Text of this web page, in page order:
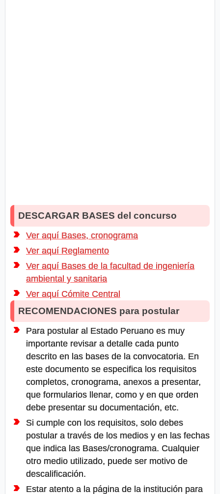
DESCARGAR BASES del concurso
Ver aquí Bases, cronograma
Ver aquí Reglamento
Ver aquí Bases de la facultad de ingeniería
ambiental y sanitaria
Ver aquí Cómite Central
RECOMENDACIONES para postular
Para postular al Estado Peruano es muy
importante revisar a detalle cada punto
descrito en las bases de la convocatoria. En
este documento se especifica los requisitos
completos, cronograma, anexos a presentar,
que formularios llenar, como y en que orden
debe presentar su documentación, etc.
Si cumple con los requisitos, solo debes
postular a través de los medios y en las fechas
que indica las Bases/cronograma. Cualquier
otro medio utilizado, puede ser motivo de
descalificación.
Estar atento a la página de la institución para